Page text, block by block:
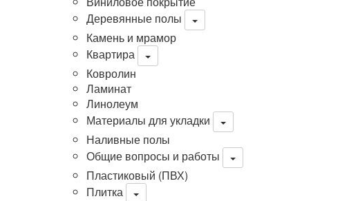
Деревянные полы
Камень и мрамор
Квартира
Ковролин
Ламинат
Линолеум
Материалы для укладки
Наливные полы
Общие вопросы и работы
Пластиковый (ПВХ)
Плитка